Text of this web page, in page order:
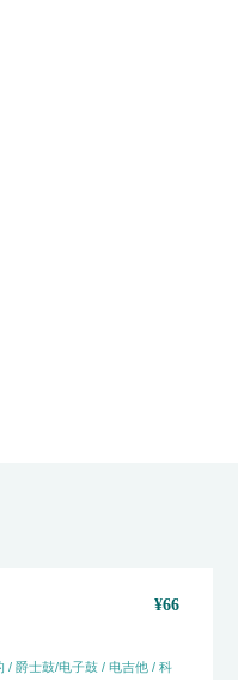
¥66
/ 爵士鼓/电子鼓 / 电吉他 / 科